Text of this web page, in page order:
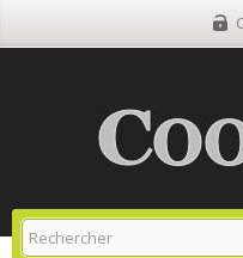
Site Grill Gaz